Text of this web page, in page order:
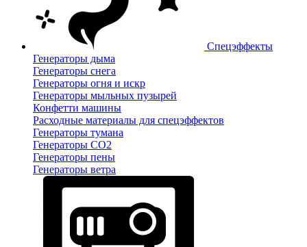
Спецэффекты
Генераторы дыма
Генераторы снега
Генераторы огня и искр
Генераторы мыльных пузырей
Конфетти машины
Расходные материалы для спецэффектов
Генераторы тумана
Генераторы CO2
Генераторы пены
Генераторы ветра